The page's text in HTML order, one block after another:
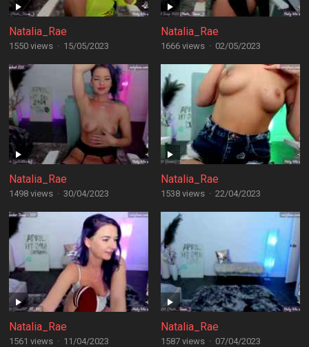
Natalia_Rae
1550 views · 15/05/2023
Natalia_Rae
1666 views · 02/05/2023
Natalia_Rae
1498 views · 30/04/2023
Natalia_Rae
1538 views · 22/04/2023
Natalia_Rae
1561 views · 11/04/2023
Natalia_Rae
1587 views · 07/04/2023